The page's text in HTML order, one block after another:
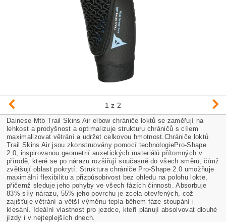
1 z 2
Dainese Mtb Trail Skins Air elbow chrániče loktů se zaměřují na
lehkost a prodyšnost a optimalizuje strukturu chráničů s cílem
maximalizovat větrání a udržet celkovou hmotnost.Chrániče loktů
Trail Skins Air jsou zkonstruovány pomocí technologiePro-Shape
2.0, inspirovanou geometrií auxetických materiálů přítomných v
přírodě, které se po nárazu rozšiřují současně do všech směrů, čímž
zvětšují oblast pokrytí. Struktura chrániče Pro-Shape 2.0 umožňuje
maximální flexibilitu a přizpůsobivost bez ohledu na polohu lokte,
přičemž sleduje jeho pohyby ve všech fázích činnosti. Absorbuje
83% síly nárazu, 55% jeho povrchu je zcela otevřených, což
zajišťuje větrání a větší výměnu tepla během fáze stoupání i
klesání. Ideální vlastnost pro jezdce, kteří plánují absolvovat dlouhé
jízdy i v nejteplejších dnech.